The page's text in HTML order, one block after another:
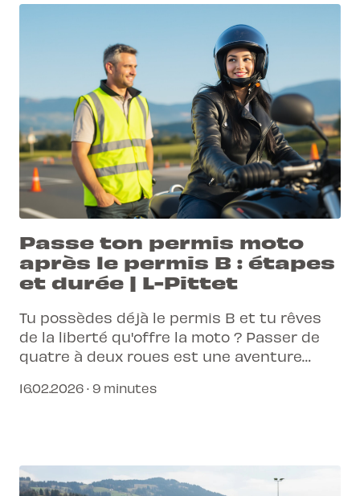
Passe ton permis moto
après le permis B : étapes
et durée | L-Pittet
Tu possèdes déjà le permis B et tu rêves
de la liberté qu'offre la moto ? Passer de
quatre à deux roues est une aventure
durée de ta formation pour concrétiser ce
16.02.2026 · 9 minutes